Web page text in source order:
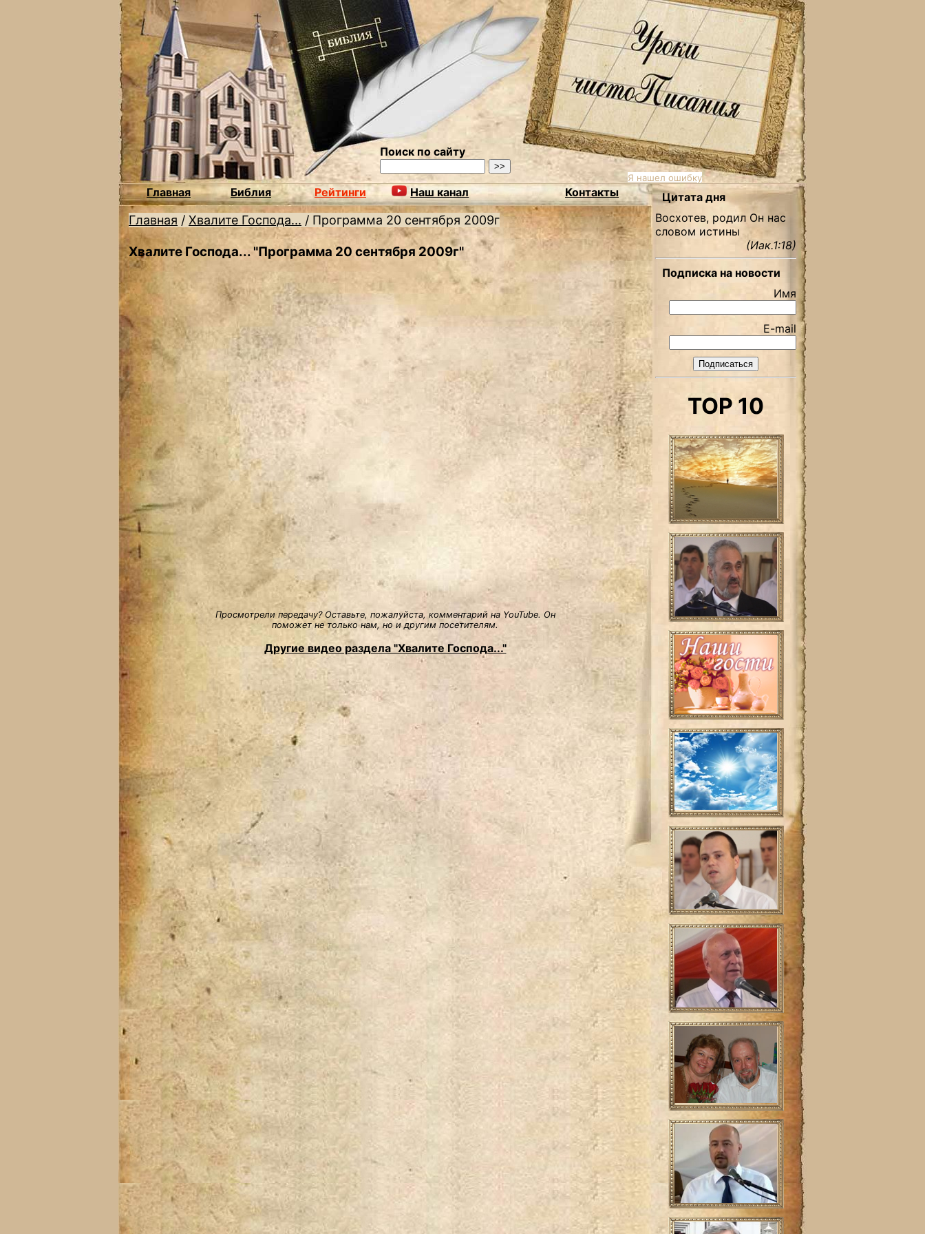
Поиск по сайту
Я нашел ошибку
Главная Библия Рейтинги Наш канал Контакты
Главная / Хвалите Господа... / Программа 20 сентября 2009г
Хвалите Господа... "Программа 20 сентября 2009г"
Просмотрели передачу? Оставьте, пожалуйста, комментарий на YouTube. Он
поможет не только нам, но и другим посетителям.
Другие видео раздела "Хвалите Господа..."
Цитата дня
Восхотев, родил Он нас
словом истины
(Иак.1:18)
Подписка на новости
Имя
E-mail
TOP 10